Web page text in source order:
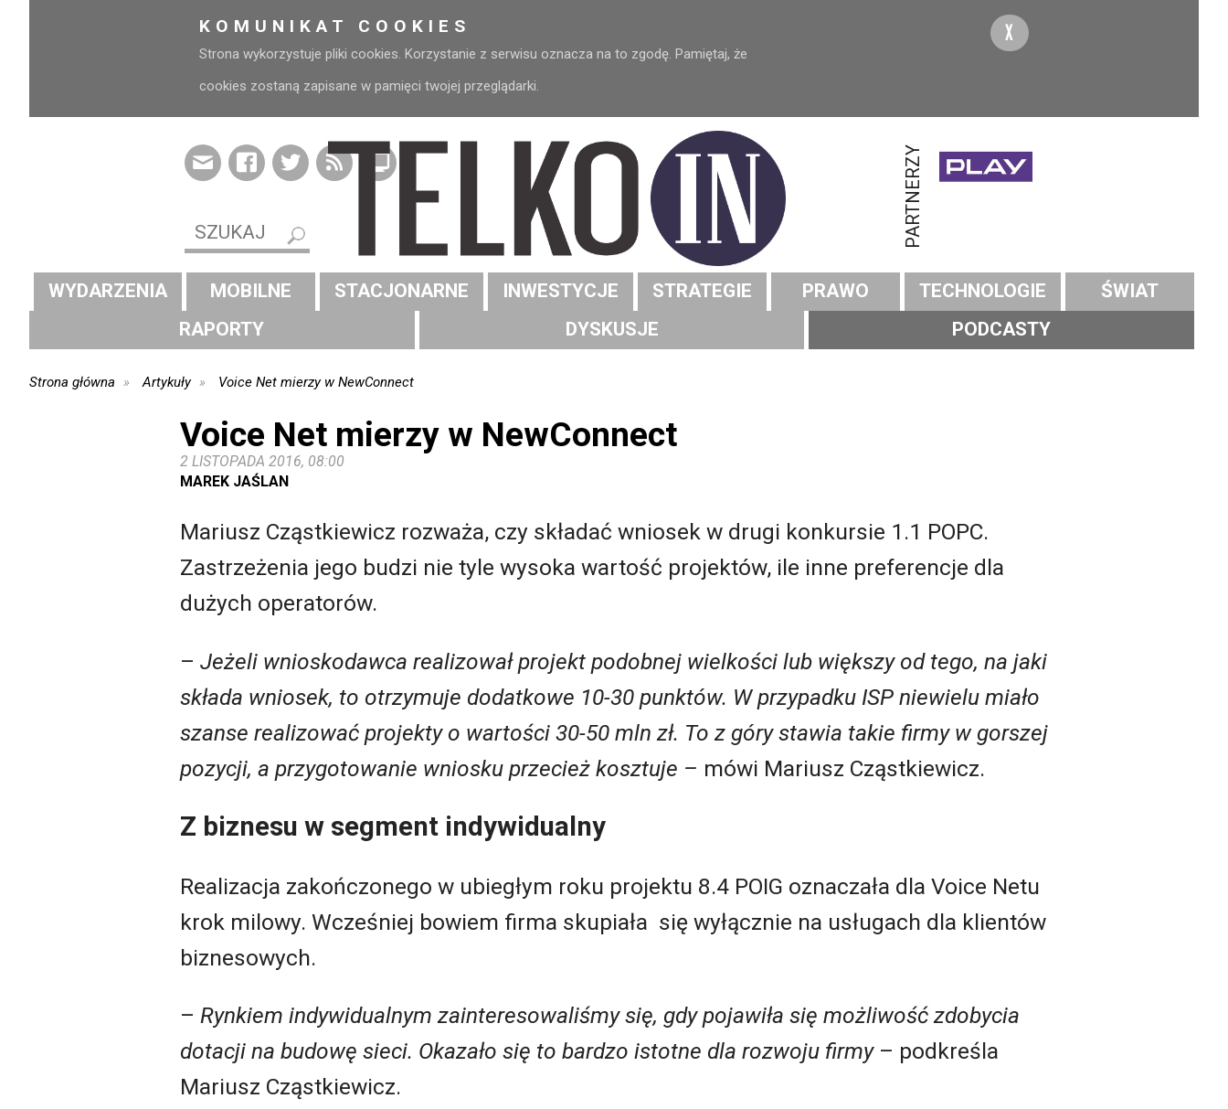
KOMUNIKAT COOKIES
Strona wykorzystuje pliki cookies. Korzystanie z serwisu oznacza na to zgodę. Pamiętaj, że
cookies zostaną zapisane w pamięci twojej przeglądarki.
X
PARTNERZY
WYDARZENIA MOBILNE STACJONARNE INWESTYCJE STRATEGIE PRAWO TECHNOLOGIE
ŚWIAT
RAPORTY
DYSKUSJE PODCASTY
Strona główna Artykuły Voice Net mierzy w NewConnect
Voice Net mierzy w NewConnect
2 LISTOPADA 2016, 08:00
MAREK JAŚLAN
Mariusz Cząstkiewicz rozważa, czy składać wniosek w drugi konkursie 1.1 POPC.
Zastrzeżenia jego budzi nie tyle wysoka wartość projektów, ile inne preferencje dla
dużych operatorów.
– Jeżeli wnioskodawca realizował projekt podobnej wielkości lub większy od tego, na jaki
składa wniosek, to otrzymuje dodatkowe 10-30 punktów. W przypadku ISP niewielu miało
szanse realizować projekty o wartości 30-50 mln zł. To z góry stawia takie firmy w gorszej
pozycji, a przygotowanie wniosku przecież kosztuje – mówi Mariusz Cząstkiewicz.
Z biznesu w segment indywidualny
Realizacja zakończonego w ubiegłym roku projektu 8.4 POIG oznaczała dla Voice Netu
krok milowy. Wcześniej bowiem firma skupiała się wyłącznie na usługach dla klientów
biznesowych.
– Rynkiem indywidualnym zainteresowaliśmy się, gdy pojawiła się możliwość zdobycia
dotacji na budowę sieci. Okazało się to bardzo istotne dla rozwoju firmy– podkreśla
Mariusz Cząstkiewicz.